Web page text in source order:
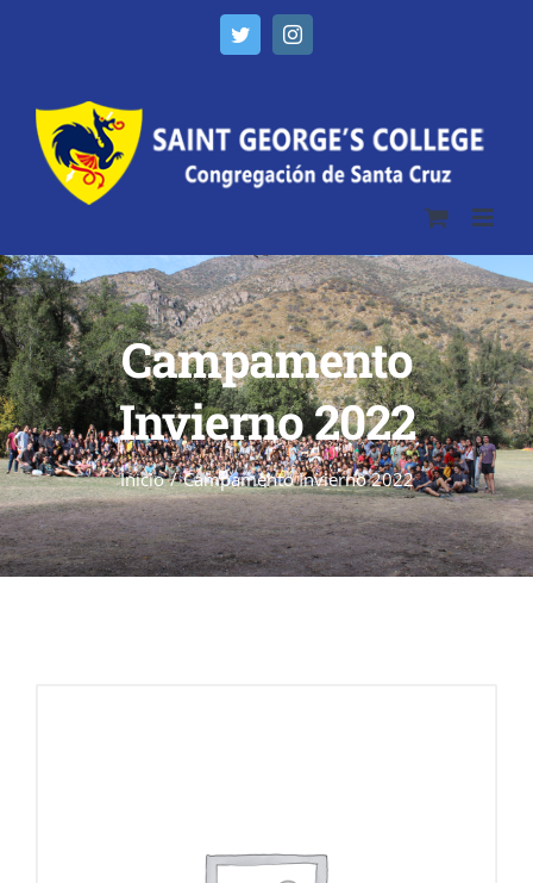
TwitterInstagram
Campamento
Invierno 2022
Inicio / Campamento Invierno 2022